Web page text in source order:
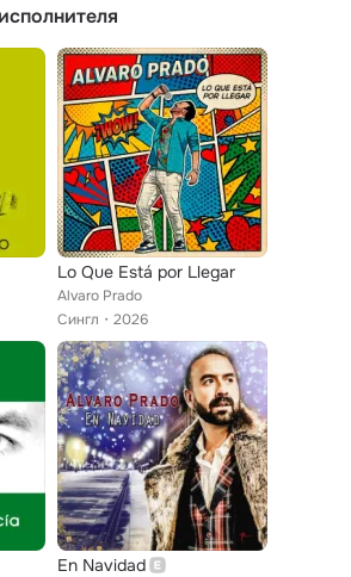
Lo Que Está por Llegar
Alvaro Prado
Сингл
2026
En Navidad